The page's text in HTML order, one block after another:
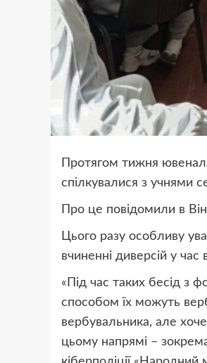
Протягом тижня
спілкувалися з учнями
Про це повідомили в
Цього разу особливу
вчиненні диверсій у час
«Під час таких бесід з
способом їх можуть
вербувальника, але
цьому напрямі –